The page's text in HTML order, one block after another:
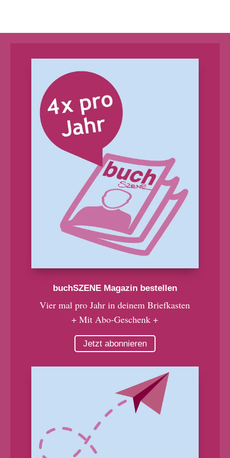
buchSZENE Magazin bestellen
Vier mal pro Jahr in deinem Briefkasten
+ Mit Abo-Geschenk +
Jetzt abonnieren